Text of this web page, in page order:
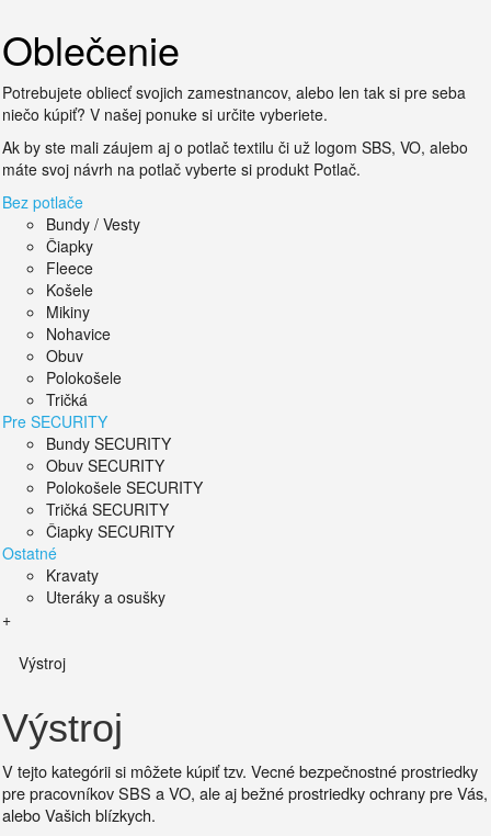
Oblečenie
Potrebujete obliecť svojich zamestnancov, alebo len tak si pre seba
niečo kúpiť? V našej ponuke si určite vyberiete.
Ak by ste mali záujem aj o potlač textilu či už logom SBS, VO, alebo
máte svoj návrh na potlač vyberte si produkt Potlač.
Bez potlače
Bundy / Vesty
Čiapky
Fleece
Košele
Mikiny
Nohavice
Obuv
Polokošele
Tričká
Pre SECURITY
Bundy SECURITY
Obuv SECURITY
Polokošele SECURITY
Tričká SECURITY
Čiapky SECURITY
Ostatné
Kravaty
Uteráky a osušky
+
Výstroj
Výstroj
V tejto kategórii si môžete kúpiť tzv. Vecné bezpečnostné prostriedky
pre pracovníkov SBS a VO, ale aj bežné prostriedky ochrany pre Vás,
alebo Vašich blízkych.